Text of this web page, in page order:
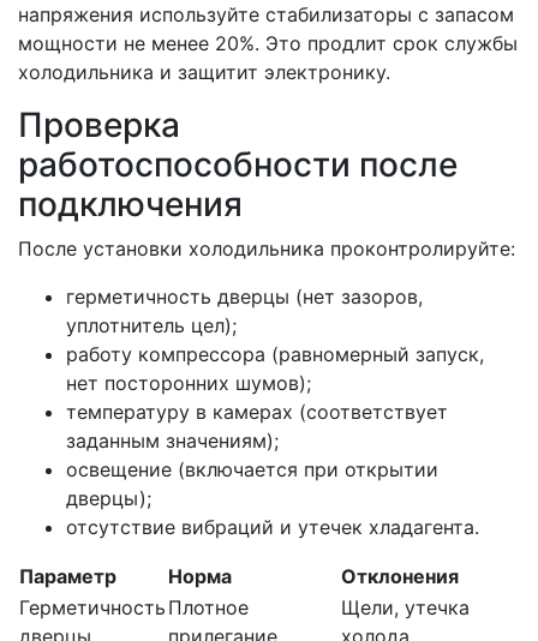
напряжения используйте стабилизаторы с запасом
мощности не менее 20%. Это продлит срок службы
холодильника и защитит электронику.
Проверка
работоспособности после
подключения
После установки холодильника проконтролируйте:
герметичность дверцы (нет зазоров,
уплотнитель цел);
работу компрессора (равномерный запуск,
нет посторонних шумов);
температуру в камерах (соответствует
заданным значениям);
освещение (включается при открытии
дверцы);
отсутствие вибраций и утечек хладагента.
Параметр Норма
Отклонения
Герметичность
дверцы
Плотное
прилегание
Щели, утечка
холода